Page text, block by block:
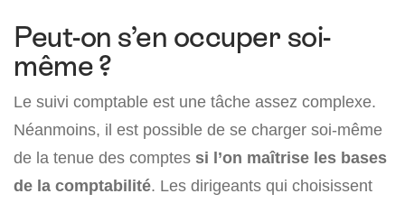
Peut-on s’en occuper soi-
même ?
Le suivi comptable est une tâche assez complexe.
Néanmoins, il est possible de se charger soi-même
de la tenue des comptes si l’on maîtrise les bases
de la comptabilité. Les dirigeants qui choisissent